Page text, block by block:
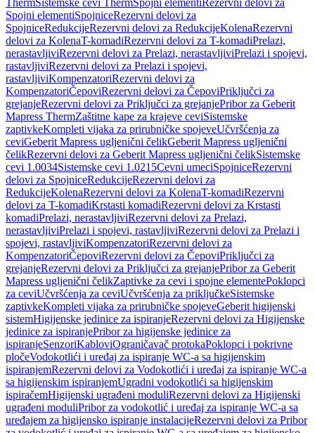
ThermSistemske cevi ThermSpojni elementi Rezervni delovi za
Spojni elementiSpojniceRezervni delovi za
SpojniceRedukcijeRezervni delovi za RedukcijeKolenaRezervni
delovi za KolenaT-komadiRezervni delovi za T-komadiPrelazi,
nerastavljiviRezervni delovi za Prelazi, nerastavljiviPrelazi i spojevi,
rastavljiviRezervni delovi za Prelazi i spojevi,
rastavljiviKompenzatoriRezervni delovi za
KompenzatoriČepoviRezervni delovi za ČepoviPriključci za
grejanjeRezervni delovi za Priključci za grejanjePribor za Geberit
Mapress ThermZaštitne kape za krajeve ceviSistemske
zaptivkeKompleti vijaka za prirubničke spojeveUčvršćenja za
ceviGeberit Mapress ugljenični čelikGeberit Mapress ugljenični
čelikRezervni delovi za Geberit Mapress ugljenični čelikSistemske
cevi 1.0034Sistemske cevi 1.0215Cevni umeciSpojniceRezervni
delovi za SpojniceRedukcijeRezervni delovi za
RedukcijeKolenaRezervni delovi za KolenaT-komadiRezervni
delovi za T-komadiKrstasti komadiRezervni delovi za Krstasti
komadiPrelazi, nerastavljiviRezervni delovi za Prelazi,
nerastavljiviPrelazi i spojevi, rastavljiviRezervni delovi za Prelazi i
spojevi, rastavljiviKompenzatoriRezervni delovi za
KompenzatoriČepoviRezervni delovi za ČepoviPriključci za
grejanjeRezervni delovi za Priključci za grejanjePribor za Geberit
Mapress ugljenični čelikZaptivke za cevi i spojne elementePoklopci
za ceviUčvršćenja za ceviUčvršćenja za priključkeSistemske
zaptivkeKompleti vijaka za prirubničke spojeveGeberit higijenski
sistemHigijenske jedinice za ispiranjeRezervni delovi za Higijenske
jedinice za ispiranjePribor za higijenske jedinice za
ispiranjeSenzoriKabloviOgraničavač protokaPoklopci i pokrivne
pločeVodokotlići i uređaj za ispiranje WC-a sa higijenskim
ispiranjemRezervni delovi za Vodokotlići i uređaj za ispiranje WC-a
sa higijenskim ispiranjemUgradni vodokotlići sa higijenskim
ispiračemHigijenski ugrađeni moduliRezervni delovi za Higijenski
ugrađeni moduliPribor za vodokotlić i uređaj za ispiranje WC-a sa
uređajem za higijensko ispiranje instalacijeRezervni delovi za Pribor